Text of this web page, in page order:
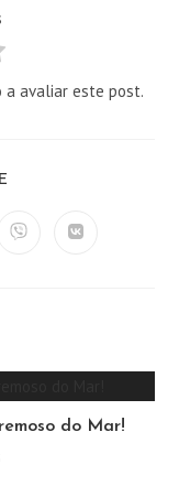
a avaliar este post.
Abre Abre
do Mar!